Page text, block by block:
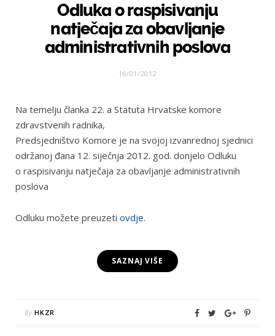
Odluka o raspisivanju
natječaja za obavljanje
administrativnih poslova
16/01/2012
Na temelju članka 22. a Statuta Hrvatske komore
zdravstvenih radnika,
Predsjedništvo Komore je na svojoj izvanrednoj sjednici
održanoj đana 12. siječnja 2012. god. donjelo Odluku
o raspisivanju natječaja za obavljanje administrativnih
poslova
Odluku možete preuzeti ovdje.
SAZNAJ VIŠE
By HKZR